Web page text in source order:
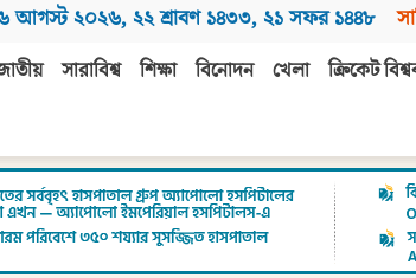
আগস্ট ২০২৬, ২২ শ্রাবণ ১৪৩৩, ২১ সফর ১৪৪৮
সারাবিশ্ব শিক্ষা বিনোদন খেলা ক্রিকেট